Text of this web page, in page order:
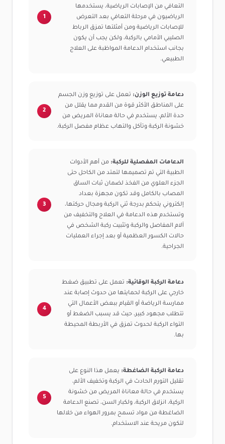
التعافي من الإصابات الرياضية، يستخدمها
الرياضيون في مرحلة التعافي بعد التعرض
للإصابات الرياضية ومن أمثلتها تمزق الرباط
الصليبي الأمامي بالركبة، ولكن يجب أن يكون
بجانب استخدام الدعامة المواظبة على العلاج
الطبيعي.
دعامة توزيع الوزن: تعمل على توزيع وزن الجسم
على المناطق الأكثر قوة من القدم مما يقلل من
حدة الألم، يستخدم في حالة معاناة المريض من
خشونة الركبة وتآكل والتهاب عظام مفصل الركبة.
الدعامات المفصلية للركبة: من أهم الأدوات
الطبية التي تم تصميمها لتمتد من الكاحل حتى
الجزء العلوي من الفخذ لضمان ثبات الساق
المصاب بالكامل وقد تكون مجهزة بعداد
إلكتروني يتحكم بدرجة ثني الركبة ومجال حركتها،
وتستخدم هذه الدعامة في العلاج والتخفيف من
آلام المفاصل والركبة وتثبيت ركبة الشخص في
حالات الكسور العظمية أو بعد إجراء العمليات
الجراحية.
دعامة الركبة الوقائية: تعمل على تطبيق ضغط
خارجي على الركبة لحمايتها من حدوث إصابة عند
ممارسة الرياضة أو القيام ببعض الأعمال التي
تتطلب مجهود كبير، حيث قد يسبب الضغط أو
التواء الركبة لحدوث تمزق في الأربطة المحيطة
بها.
دعامة الركبة الضاغطة: يعمل هذا النوع على
تقليل التورم الحادث في الركبة وتخفيف الألم،
يستخدم في حالة معاناة المريض من خشونة
الركية، انزلاق الركبة، ولكبار السن، تصنع الدعامة
الضاغطة من مواد تسمح بمرور الهواء من خلالها
لتكون مريحة عند الاستخدام.